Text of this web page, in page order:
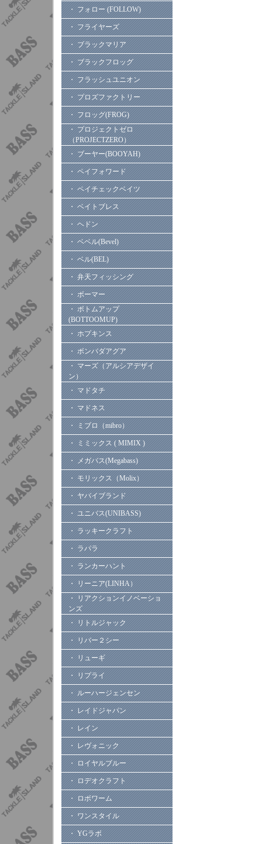
・ フォロー (FOLLOW)
・ フライヤーズ
・ ブラックマリア
・ ブラックフロッグ
・ フラッシュユニオン
・ プロズファクトリー
・ フロッグ(FROG)
・ プロジェクトゼロ
（PROJECTZERO）
・ ブーヤー(BOOYAH)
・ ペイフォワード
・ ペイチェックベイツ
・ ベイトブレス
・ ヘドン
・ ベベル(Bevel)
・ ベル(BEL)
・ 弁天フィッシング
・ ボーマー
・ ボトムアップ
(BOTTOOMUP)
・ ホプキンス
・ ボンバダアグア
・ マーズ（アルシアデザイ
ン）
・ マドタチ
・ マドネス
・ ミブロ（mibro）
・ ミミックス ( MIMIX )
・ メガバス(Megabass)
・ モリックス（Molix）
・ ヤバイブランド
・ ユニバス(UNIBASS)
・ ラッキークラフト
・ ラパラ
・ ランカーハント
・ リーニア(LINHA）
・ リアクションイノベーショ
ンズ
・ リトルジャック
・ リバー２シー
・ リューギ
・ リプライ
・ ルーハージェンセン
・ レイドジャパン
・ レイン
・ レヴォニック
・ ロイヤルブルー
・ ロデオクラフト
・ ロボワーム
・ ワンスタイル
・ YGラボ